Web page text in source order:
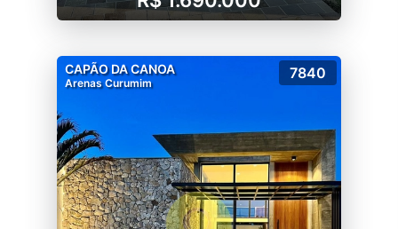
CAPÃO DA CANOA
Arenas Curumim
7840